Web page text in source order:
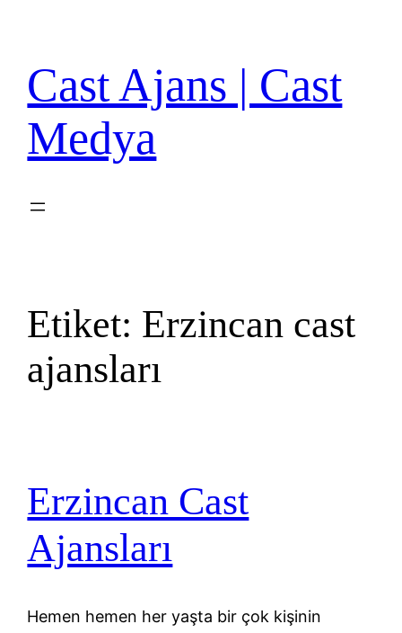
Cast Ajans | Cast
Medya
Etiket: Erzincan cast
ajansları
Erzincan Cast
Ajansları
Hemen hemen her yaşta bir çok kişinin